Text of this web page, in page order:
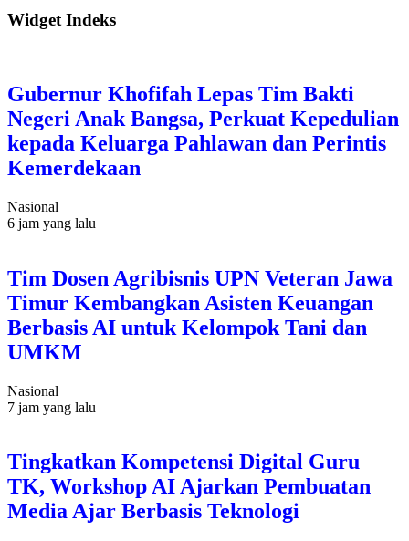
Widget Indeks
Gubernur Khofifah Lepas Tim Bakti
Negeri Anak Bangsa, Perkuat Kepedulian
kepada Keluarga Pahlawan dan Perintis
Kemerdekaan
Nasional
6 jam yang lalu
Tim Dosen Agribisnis UPN Veteran Jawa
Timur Kembangkan Asisten Keuangan
Berbasis AI untuk Kelompok Tani dan
UMKM
Nasional
7 jam yang lalu
Tingkatkan Kompetensi Digital Guru
TK, Workshop AI Ajarkan Pembuatan
Media Ajar Berbasis Teknologi